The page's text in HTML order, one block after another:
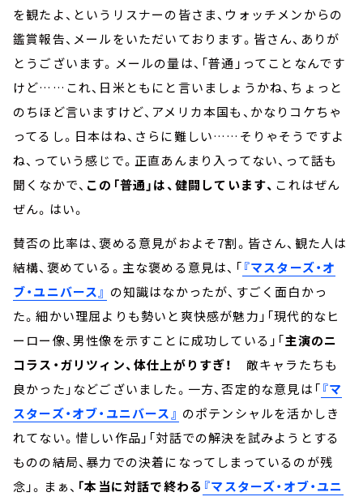
を観たよ、というリスナーの皆さま、ウォッチメンからの
鑑賞報告、メールをいただいております。皆さん、ありが
とうございます。メールの量は、「普通」ってことなんです
けど……これ、日米ともにと言いましょうかね、ちょっと
のちほど言いますけど、アメリカ本国も、かなりコケちゃ
ってるし。日本はね、さらに難しい……そりゃそうですよ
ね、っていう感じで。正直あんまり入ってない、って話も
聞くなかで、 この「普通」は、健闘しています、 これはぜん
ぜん。はい。
賛否の比率は、褒める意見がおよそ7割。皆さん、観た人は
結構、褒めている。主な褒める意見は、「『マスターズ・オ
ブ・ユニバース』 の知識はなかったが、すごく面白かっ
た。細かい理屈よりも勢いと爽快感が魅力」「現代的なヒ
ーロー像、男性像を示すことに成功している」「主演のニ
コラス・ガリツィン、体仕上がりすぎ！
敵キャラたちも
良かった」などございました。一方、否定的な意見は「『マ
スターズ・オブ・ユニバース』 のポテンシャルを活かしき
れてない。惜しい作品」「対話での解決を試みようとする
ものの結局、暴力での決着になってしまっているのが残
念」。まぁ、 「本当に対話で終わる 『マスターズ・オブ・ユニ